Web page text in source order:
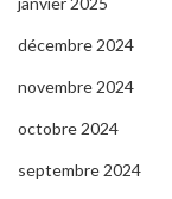
décembre 2024
novembre 2024
octobre 2024
septembre 2024